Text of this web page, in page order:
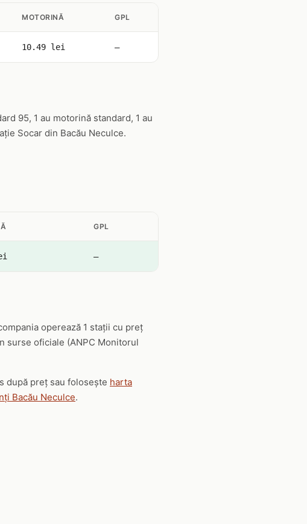
MOTORINĂ GPL
10.49 lei —
95, 1 au motorină standard, 1 au
Socar din Bacău Neculce.
GPL
—
operează 1 stații cu preț
surse oficiale (ANPC Monitorul
după preț sau folosește harta
Bacău Neculce.